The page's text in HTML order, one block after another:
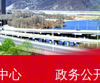
心 政务公